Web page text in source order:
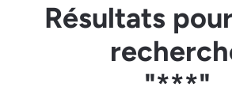
Résultats
"***"